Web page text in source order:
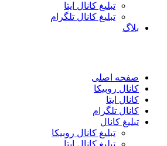
تبلیغ کانال ایتا
تبلیغ کانال تلگرام
بلاگ
صفحه اصلی
کانال روبیکا
کانال ایتا
کانال تلگرام
تبلیغ کانال
تبلیغ کانال روبیکا
تبلیغ کانال ایتا